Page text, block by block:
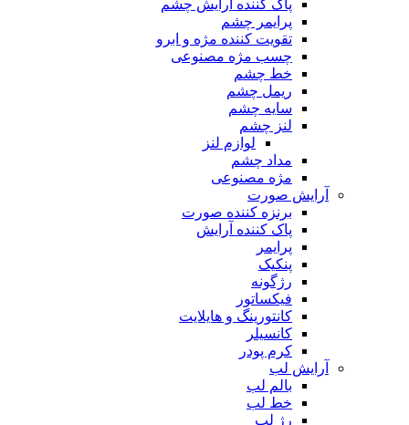
پاک کننده آرایش چشم
پرایمر چشم
تقویت کننده مژه و ابرو
چسب مژه مصنوعی
خط چشم
ریمل چشم
سایه چشم
لنز چشم
لوازم لنز
مداد چشم
مژه مصنوعی
آرایش صورت
برنزه کننده صورت
پاک کننده آرایش
پرایمر
پنکیک
رژگونه
فیکساتور
کانتورینگ و هایلایت
کانسیلر
کرم پودر
آرایش لب
بالم لب
خط لب
رژ لب